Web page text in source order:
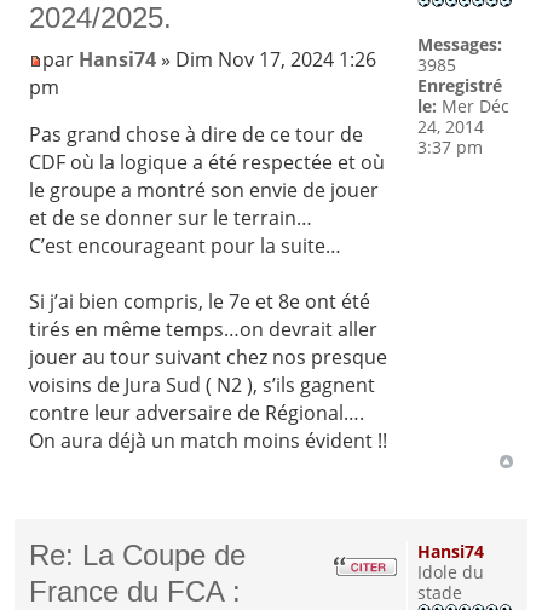
2024/2025.
par Hansi74» Dim Nov 17, 2024 1:26
pm
Pas grand chose à dire de ce tour de
CDF où la logique a été respectée et où
le groupe a montré son envie de jouer
et de se donner sur le terrain…
C’est encourageant pour la suite…
Si j’ai bien compris, le 7e et 8e ont été
tirés en même temps…on devrait aller
jouer au tour suivant chez nos presque
voisins de Jura Sud ( N2 ), s’ils gagnent
contre leur adversaire de Régional….
On aura déjà un match moins évident !!
Messages:
3985
Enregistré
le: Mer Déc
24, 2014
3:37 pm
Re: La Coupe de
France du FCA :
Hansi74
Idole du
stade